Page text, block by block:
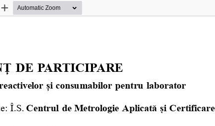
Zoom
DE PARTICIPARE
și consumabilor pentru laborator
Î.S. Centrul de Metrologie Aplicată și Certificare